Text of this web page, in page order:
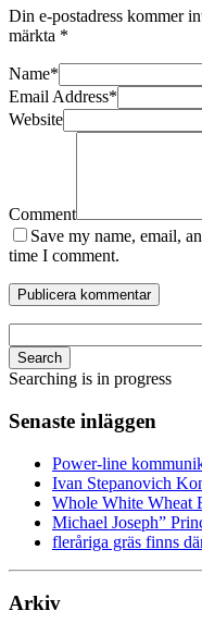
Din e-postadress kommer
märkta *
Name*
Email Address*
Website
Comment
Save my name, email,
time I comment.
Search
Searching is in progress
Senaste inläggen
Power-line
Ivan Stepanovich
Whole White Wheat
Michael Joseph”
fleråriga gräs finns
Arkiv